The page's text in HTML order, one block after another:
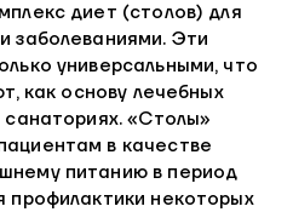
диет (столов) для
заболеваниями. Эти
универсальными, что
как основу лечебных
санаториях. «Столы»
в качестве
питанию в период
профилактики некоторых